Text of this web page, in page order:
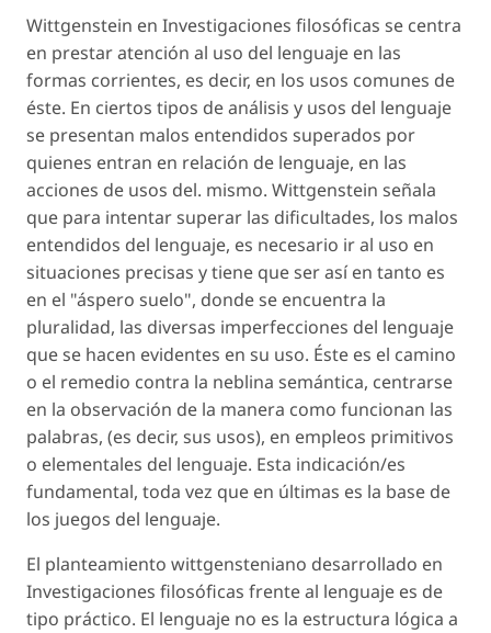
Wittgenstein en Investigaciones filosóficas se centra
en prestar atención al uso del lenguaje en las
formas corrientes, es decir, en los usos comunes de
éste. En ciertos tipos de análisis y usos del lenguaje
se presentan malos entendidos superados por
quienes entran en relación de lenguaje, en las
acciones de usos del. mismo. Wittgenstein señala
que para intentar superar las dificultades, los malos
entendidos del lenguaje, es necesario ir al uso en
situaciones precisas y tiene que ser así en tanto es
en el "áspero suelo", donde se encuentra la
pluralidad, las diversas imperfecciones del lenguaje
que se hacen evidentes en su uso. Éste es el camino
o el remedio contra la neblina semántica, centrarse
en la observación de la manera como funcionan las
palabras, (es decir, sus usos), en empleos primitivos
o elementales del lenguaje. Esta indicación/es
fundamental, toda vez que en últimas es la base de
los juegos del lenguaje.
El planteamiento wittgensteniano desarrollado en
Investigaciones filosóficas frente al lenguaje es de
tipo práctico. El lenguaje no es la estructura lógica a